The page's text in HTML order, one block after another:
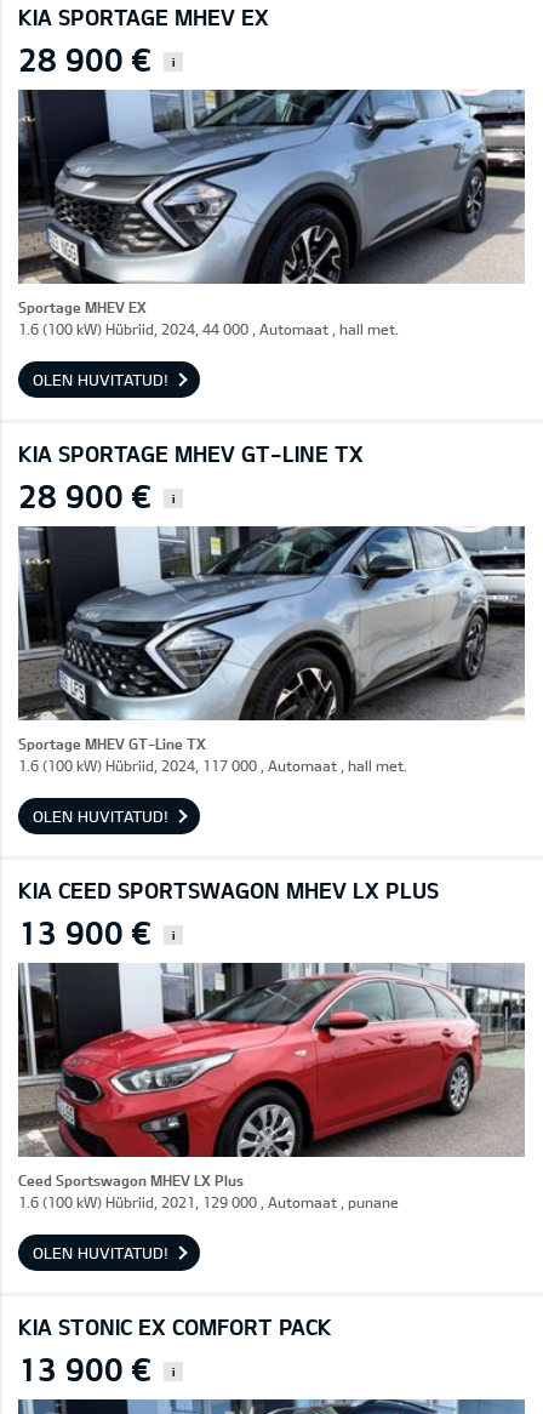
KIA SPORTAGE MHEV EX
28 900 € i
Sportage MHEV EX
1.6 (100 kW) Hübriid, 2024, 44 000 , Automaat , hall met.
OLEN HUVITATUD!
KIA SPORTAGE MHEV GT-LINE TX
28 900 € i
Sportage MHEV GT-Line TX
1.6 (100 kW) Hübriid, 2024, 117 000 , Automaat , hall met.
OLEN HUVITATUD!
KIA CEED SPORTSWAGON MHEV LX PLUS
13 900 € i
Ceed Sportswagon MHEV LX Plus
1.6 (100 kW) Hübriid, 2021, 129 000 , Automaat , punane
OLEN HUVITATUD!
KIA STONIC EX COMFORT PACK
13 900 € i